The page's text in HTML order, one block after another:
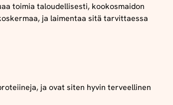
toimia taloudellisesti, kookosmaidon
ja laimentaa sitä tarvittaessa
ja ovat siten hyvin terveellinen